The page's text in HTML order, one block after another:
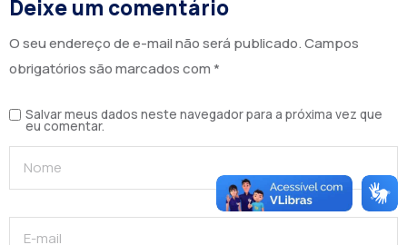
Deixe um comentário
O seu endereço de e-mail não será publicado.Campos
obrigatórios são marcados com *
Salvar meus dados neste navegador para a próxima vez que
eu comentar.